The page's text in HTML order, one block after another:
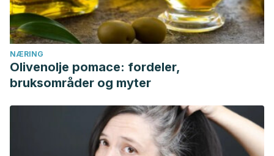
NÆRING
Olivenolje pomace: fordeler,
bruksområder og myter